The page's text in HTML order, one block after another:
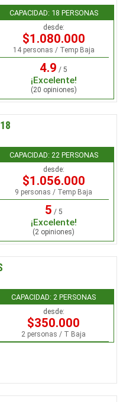
CAPACIDAD: 18 PERSONAS
desde:
$1.080.000
14 personas / Temp Baja
4.9 / 5
¡Excelente!
(20 opiniones)
CAPACIDAD: 22 PERSONAS
desde:
$1.056.000
9 personas / Temp Baja
5 / 5
¡Excelente!
(2 opiniones)
CAPACIDAD: 2 PERSONAS
desde:
$350.000
2 personas / T Baja